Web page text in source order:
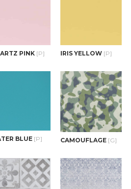
PINK[P] IRIS YELLOW [P]
BLUE[P] CAMOUFLAGE [G]